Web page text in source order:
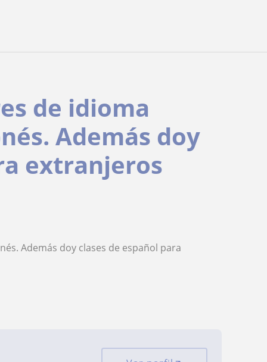
de idioma
Además doy
extranjeros
Además doy clases de español para